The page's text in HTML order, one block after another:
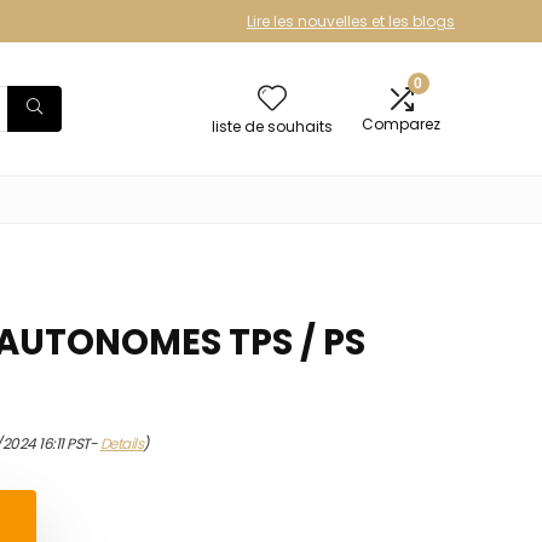
Lire les nouvelles et les blogs
liste de souhaits
0
Comparez
TPS / PS
16:11 PST-Details)